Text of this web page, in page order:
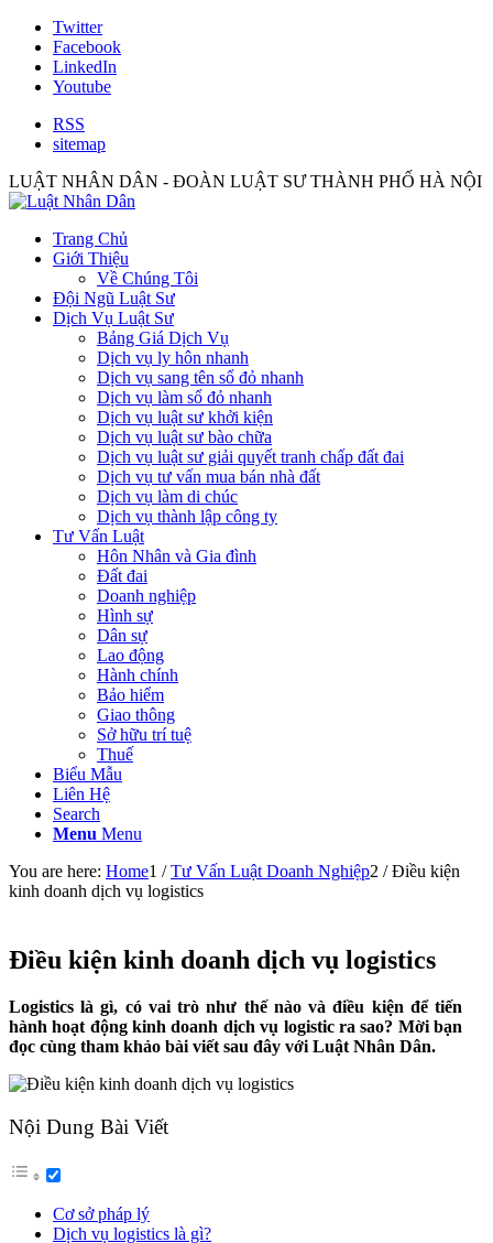
Twitter
Facebook
LinkedIn
Youtube
RSS
sitemap
LUẬT NHÂN DÂN - ĐOÀN LUẬT SƯ THÀNH PHỐ HÀ NỘI
Trang Chủ
Giới Thiệu
Về Chúng Tôi
Đội Ngũ Luật Sư
Dịch Vụ Luật Sư
Bảng Giá Dịch Vụ
Dịch vụ ly hôn nhanh
Dịch vụ sang tên sổ đỏ nhanh
Dịch vụ làm sổ đỏ nhanh
Dịch vụ luật sư khởi kiện
Dịch vụ luật sư bào chữa
Dịch vụ luật sư giải quyết tranh chấp đất đai
Dịch vụ tư vấn mua bán nhà đất
Dịch vụ làm di chúc
Dịch vụ thành lập công ty
Tư Vấn Luật
Hôn Nhân và Gia đình
Đất đai
Doanh nghiệp
Hình sự
Dân sự
Lao động
Hành chính
Bảo hiểm
Giao thông
Sở hữu trí tuệ
Thuế
Biểu Mẫu
Liên Hệ
Search
Menu Menu
You are here: Home1 / Tư Vấn Luật Doanh Nghiệp2 / Điều kiện
kinh doanh dịch vụ logistics
Điều kiện kinh doanh dịch vụ logistics
Logistics là gì, có vai trò như thế nào và điều kiện để tiến
hành hoạt động kinh doanh dịch vụ logistic ra sao? Mời bạn
đọc cùng tham khảo bài viết sau đây với Luật Nhân Dân.
Nội Dung Bài Viết
Cơ sở pháp lý
Dịch vụ logistics là gì?